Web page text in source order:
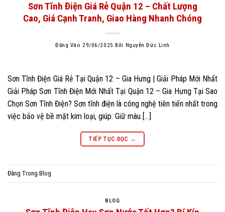
Sơn Tĩnh Điện Giá Rẻ Quận 12 – Chất Lượng
Cao, Giá Cạnh Tranh, Giao Hàng Nhanh Chóng
Đăng Vào 29/06/2025 Bởi Nguyễn Đức Linh
Sơn Tĩnh Điện Giá Rẻ Tại Quận 12 – Gia Hưng | Giải Pháp Mới Nhất
Giải Pháp Sơn Tĩnh Điện Mới Nhất Tại Quận 12 – Gia Hưng Tại Sao
Chọn Sơn Tĩnh Điện? Sơn tĩnh điện là công nghệ tiên tiến nhất trong
việc bảo vệ bề mặt kim loại, giúp: Giữ màu […]
TIẾP TỤC ĐỌC →
Đăng Trong Blog
BLOG